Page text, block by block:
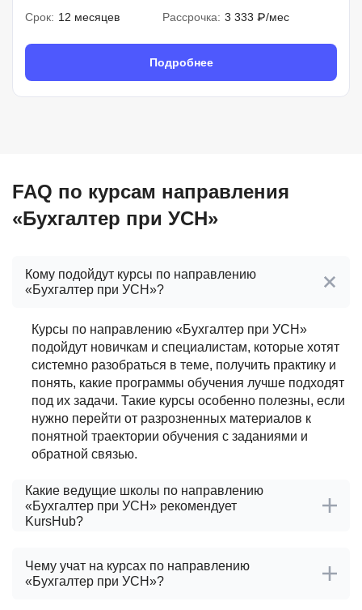
Срок: 12 месяцев Рассрочка: 3 333 ₽/мес
Подробнее
FAQ по курсам направления
«Бухгалтер при УСН»
Кому подойдут курсы по направлению
«Бухгалтер при УСН»?
Курсы по направлению «Бухгалтер при УСН»
подойдут новичкам и специалистам, которые хотят
системно разобраться в теме, получить практику и
понять, какие программы обучения лучше подходят
под их задачи. Такие курсы особенно полезны, если
нужно перейти от разрозненных материалов к
понятной траектории обучения с заданиями и
обратной связью.
Какие ведущие школы по направлению
«Бухгалтер при УСН» рекомендует
KursHub?
Чему учат на курсах по направлению
«Бухгалтер при УСН»?